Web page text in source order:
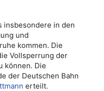
insbesondere in den
und
kommen. Die
Vollsperrung der
können. Die
der Deutschen Bahn
erteilt.